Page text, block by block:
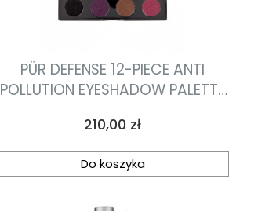
PÜR DEFENSE 12-PIECE ANTI
POLLUTION EYESHADOW PALETTE
Cena
210,00 zł
Do koszyka